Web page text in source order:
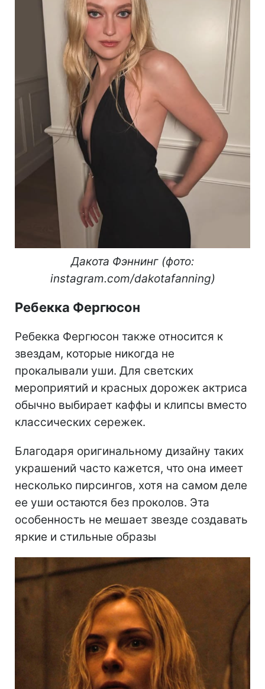
Дакота Фэннинг (фото:
instagram.com/dakotafanning)
Ребекка Фергюсон
Ребекка Фергюсон также относится к
звездам, которые никогда не
прокалывали уши. Для светских
мероприятий и красных дорожек актриса
обычно выбирает каффы и клипсы вместо
классических сережек.
Благодаря оригинальному дизайну таких
украшений часто кажется, что она имеет
несколько пирсингов, хотя на самом деле
ее уши остаются без проколов. Эта
особенность не мешает звезде создавать
яркие и стильные образы